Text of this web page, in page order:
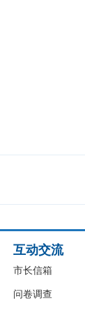
互动交流
市长信箱
问卷调查